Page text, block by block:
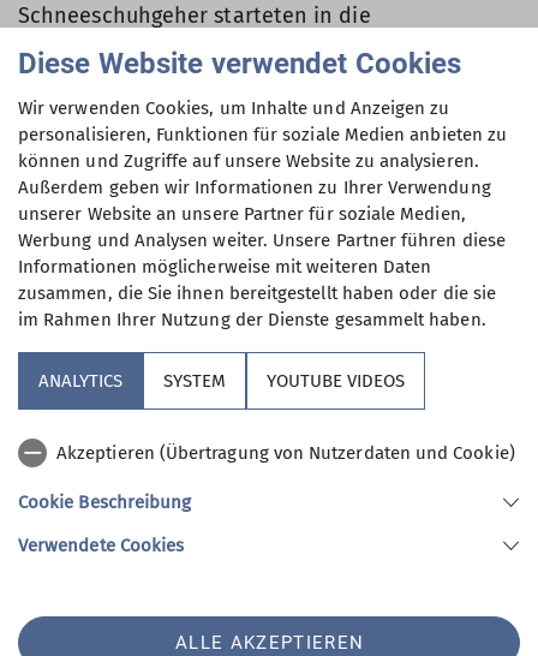
Schneeschuhgeher starteten in die
Gegenrichtung. So waren wir, während der ganzen
Tour, allein unterwegs. Das bedeutete aber auch,
dass wir sehr viel Spurarbeit, in dem stark
verwehten Neuschnee der vorherigen Tage,
leisten mussten.
Am Vormittag blies noch der starke Wind, der uns
schon am Samstag 'begrüßt' hatte. Auch die Sicht
war bei leichtem Schneefall noch gering.
Die Route führte zuerst auf eine Moräne, und von
dort in einem weiten Bogen auf den
Verbindungsgrat zwischen dem Gipfel des
Schadler und dem Piz Rims. Von dort ging es
quasi über den Sommerweg direkt auf den Piz
Rims.
sich das Wetter deutlich und ließ die
Nach kurzer Pause ging es auf dem gleichen Weg
wieder zurück.
Diese Website verwendet Cookies
Wir verwenden Cookies, um Inhalte und Anzeigen zu
personalisieren, Funktionen für soziale Medien anbieten zu
können und Zugriffe auf unsere Website zu analysieren.
Außerdem geben wir Informationen zu Ihrer Verwendung
unserer Website an unsere Partner für soziale Medien,
Werbung und Analysen weiter. Unsere Partner führen diese
Informationen möglicherweise mit weiteren Daten
zusammen, die Sie ihnen bereitgestellt haben oder die sie
im Rahmen Ihrer Nutzung der Dienste gesammelt haben.
ANALYTICS SYSTEM YOUTUBE VIDEOS
Akzeptieren (Übertragung von Nutzerdaten und Cookie)
Cookie Beschreibung
Verwendete Cookies
ALLE AKZEPTIEREN